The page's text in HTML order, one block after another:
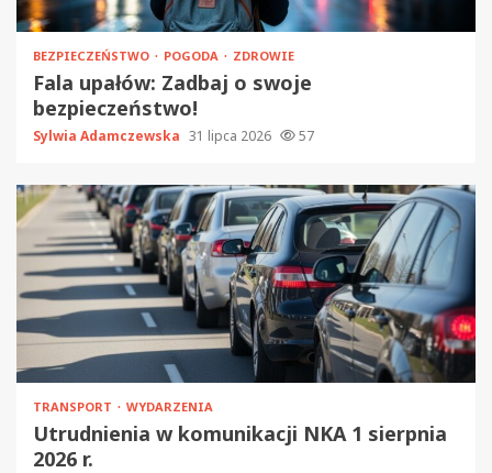
BEZPIECZEŃSTWO POGODA ZDROWIE
Fala upałów: Zadbaj o swoje
bezpieczeństwo!
Sylwia Adamczewska 31 lipca 2026 57
TRANSPORT WYDARZENIA
Utrudnienia w komunikacji NKA 1 sierpnia
2026 r.